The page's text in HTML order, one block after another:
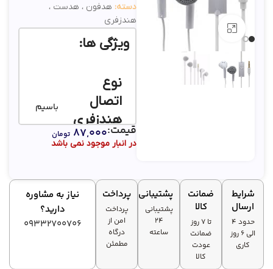
بزرگنمایی تصویر
دسته: هدفون ، هدست ،
هندزفری
ویژگی ها:
نوع
اتصال
هندزفری
باسیم
رابط‌ها
میلی‌متری
صدا
مناسب برای
مکالمه،
نوع گوشی
در انبار موجود نمی باشد
قیمت:۸۷,۰۰۰ تومان
شرایط
ارسال
حدود 4
الی 6 روز
کاری
ضمانت
کالا
تا ۷ روز
ضمانت
عودت
کالا
پشتیبانی
پشتیبانی
۲۴
ساعته
پرداخت
پرداخت
امن از
درگاه
مطمئن
نیاز به مشاوره
دارید؟
09332700706